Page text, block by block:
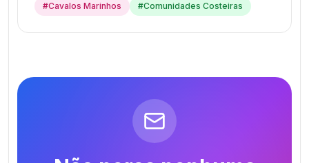
#Cavalos Marinhos #Comunidades Costeiras